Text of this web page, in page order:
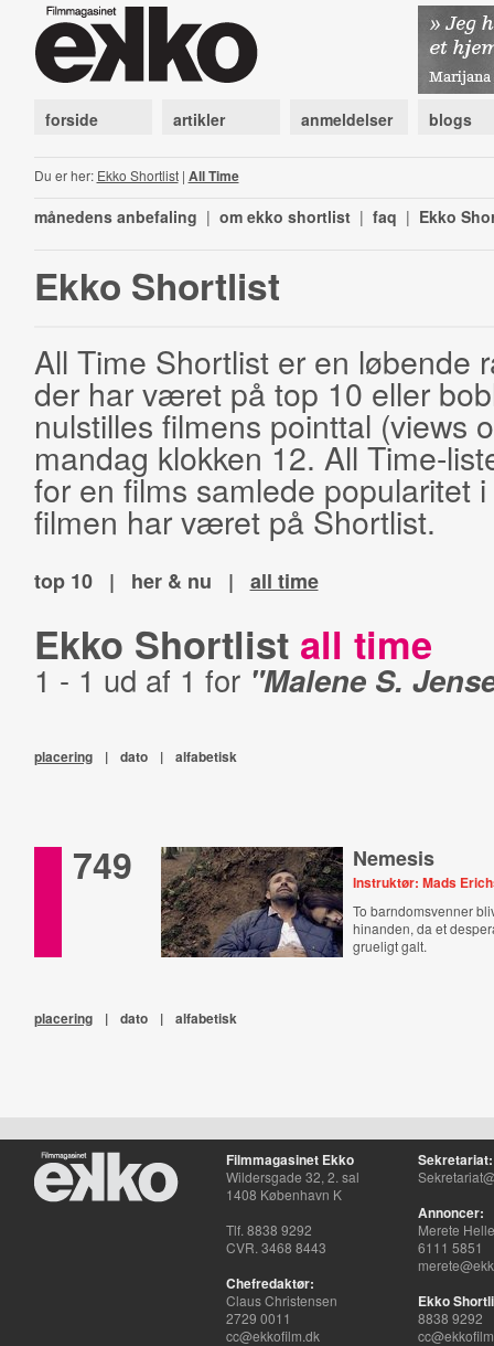
forside artikler anmeldelser blogs
Du er her: Ekko Shortlist| All Time
månedens anbefaling | om ekko shortlist | faq | Ekko
Ekko Shortlist
All Time Shortlist er en løbende
der har været på top 10 eller
nulstilles filmens pointtal (views
mandag klokken 12. All Time-
for en films samlede popularitet
filmen har været på Shortlist.
top 10 | her & nu | all time
Ekko Shortlist all time
1 - 1 ud af 1 for "Malene S.
placering | dato | alfabetisk
749 Nemesis
Instruktør: Mads
To barndomsvenner
hinanden, da et
grueligt galt.
placering | dato | alfabetisk
Filmmagasinet Ekko
Wildersgade 32, 2. sal
1408 København K
Tlf. 8838 9292
CVR. 3468 8443
Chefredaktør:
Claus Christensen
2729 0011
cc@ekkofilm.dk
Sekretariat:
Annoncer:
Merete
6111 5851
Ekko
8838 9292